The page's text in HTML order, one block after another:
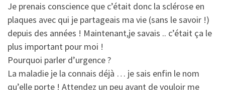
Je prenais conscience que c’était donc la sclérose en
plaques avec qui je partageais ma vie (sans le savoir !)
depuis des années ! Maintenant,je savais .. c’était ça le
plus important pour moi !
Pourquoi parler d’urgence ?
La maladie je la connais déjà … je sais enfin le nom
qu’elle porte ! Attendez un peu avant de vouloir me